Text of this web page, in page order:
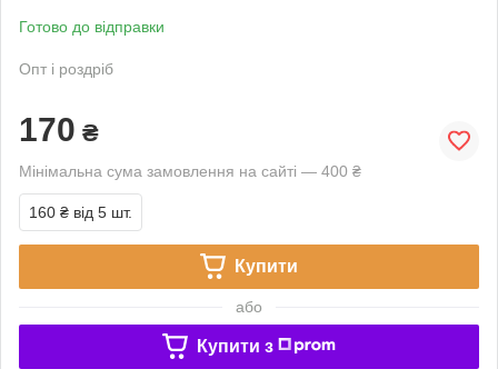
Готово до відправки
Опт і роздріб
170 ₴
Мінімальна сума замовлення на сайті — 400 ₴
160 ₴ від 5 шт.
Купити
або
Купити з